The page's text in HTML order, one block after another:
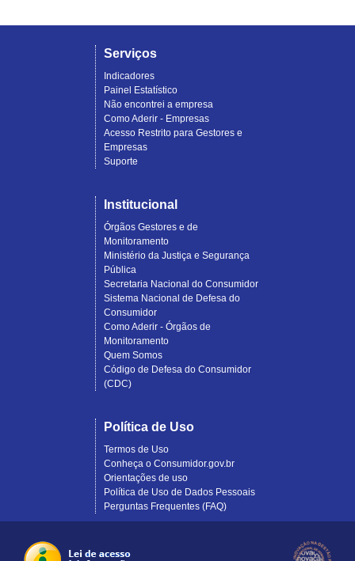
Serviços
Indicadores
Painel Estatístico
Não encontrei a empresa
Como Aderir - Empresas
Acesso Restrito para Gestores e
Empresas
Suporte
Institucional
Órgãos Gestores e de
Monitoramento
Ministério da Justiça e Segurança
Pública
Secretaria Nacional do Consumidor
Sistema Nacional de Defesa do
Consumidor
Como Aderir - Órgãos de
Monitoramento
Quem Somos
Código de Defesa do Consumidor
(CDC)
Política de Uso
Termos de Uso
Conheça o Consumidor.gov.br
Orientações de uso
Política de Uso de Dados Pessoais
Perguntas Frequentes (FAQ)